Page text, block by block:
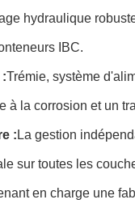
hydraulique
IBC.
Trémie, système
à la corrosion et un
: La gestion
sur toutes les
en charge une